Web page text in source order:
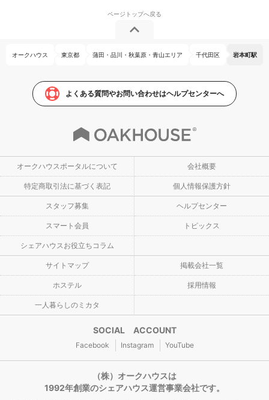
オークハウス 東京都 蒲田・品川・秋葉原・青山エリア 千代田区 岩本町駅
よくある質問やお問い合わせはヘルプセンターへ
オークハウスポータルについて 会社概要
特定商取引法に基づく表記 個人情報保護方針
スタッフ募集 ヘルプセンター
スマート会員 トピックス
シェアハウスお役立ちコラム
サイトマップ 掲載会社一覧
ホステル 採用情報
一人暮らしのミカタ
SOCIAL ACCOUNT
Facebook Instagram YouTube
（株）オークハウスは
1992年創業のシェアハウス運営事業会社です。